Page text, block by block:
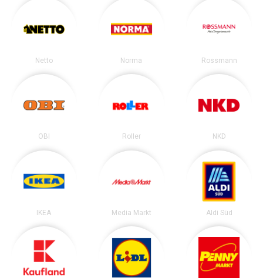
Netto Norma Rossmann
OBI Roller NKD
IKEA Media Markt Aldi Süd